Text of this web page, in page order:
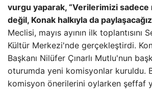
vurgu yaparak, “Verilerimizi
değil, Konak halkıyla da
Meclisi, mayıs ayının ilk toplantısını
Kültür Merkezi'nde gerçekleştirdi.
Başkanı Nilüfer Çınarlı Mutlu'nun
oturumda yeni komisyonlar kuruldu.
komisyon önerilerini oylarken şeffaf